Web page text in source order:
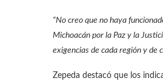
“No creo que no haya
Michoacán por la Paz y la
exigencias de cada región y de
Zepeda destacó que los